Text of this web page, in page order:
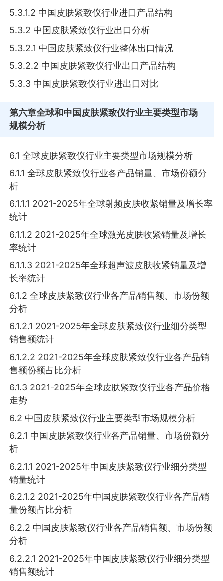
5.3.1.2 中国皮肤紧致仪行业进口产品结构
5.3.2 中国皮肤紧致仪行业出口分析
5.3.2.1 中国皮肤紧致仪行业整体出口情况
5.3.2.2 中国皮肤紧致仪行业出口产品结构
5.3.3 中国皮肤紧致仪行业进出口对比
第六章全球和中国皮肤紧致仪行业主要类型市场
规模分析
6.1 全球皮肤紧致仪行业主要类型市场规模分析
6.1.1 全球皮肤紧致仪行业各产品销量、市场份额分
析
6.1.1.1 2021-2025年全球射频皮肤收紧销量及增长率
统计
6.1.1.2 2021-2025年全球激光皮肤收紧销量及增长
率统计
6.1.1.3 2021-2025年全球超声波皮肤收紧销量及增
长率统计
6.1.2 全球皮肤紧致仪行业各产品销售额、市场份额
分析
6.1.2.1 2021-2025年全球皮肤紧致仪行业细分类型
销售额统计
6.1.2.2 2021-2025年全球皮肤紧致仪行业各产品销
售额份额占比分析
6.1.3 2021-2025年全球皮肤紧致仪行业各产品价格
走势
6.2 中国皮肤紧致仪行业主要类型市场规模分析
6.2.1 中国皮肤紧致仪行业各产品销量、市场份额分
析
6.2.1.1 2021-2025年中国皮肤紧致仪行业细分类型
销量统计
6.2.1.2 2021-2025年中国皮肤紧致仪行业各产品销
量份额占比分析
6.2.2 中国皮肤紧致仪行业各产品销售额、市场份额
分析
6.2.2.1 2021-2025年中国皮肤紧致仪行业细分类型
销售额统计